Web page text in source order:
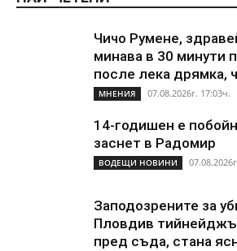
Чичо Румене,
минава в 30 минути
после лека дрямка,
МНЕНИЯ 07.08.2026г. 17:03ч.
14-годишен е
заснет в Радомир
ВОДЕЩИ НОВИНИ
Заподозрените за
Пловдив
пред съда, стана